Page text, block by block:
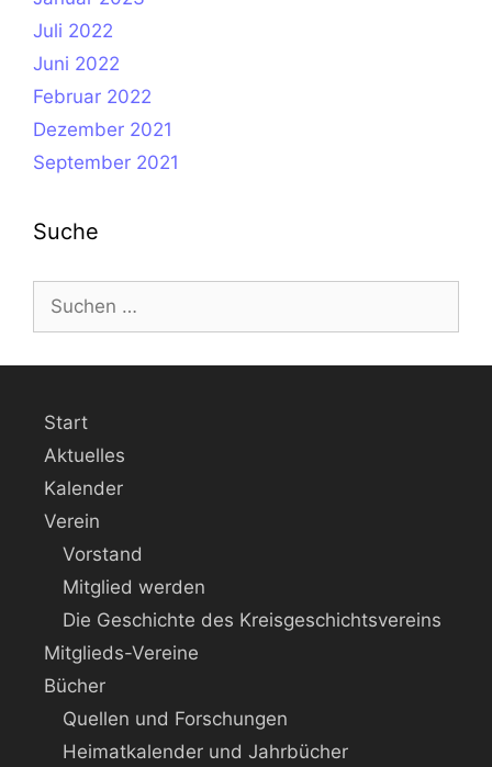
Juli 2022
Juni 2022
Februar 2022
Dezember 2021
September 2021
Suche
Suche
nach:
Start
Aktuelles
Kalender
Verein
Vorstand
Mitglied werden
Die Geschichte des Kreisgeschichtsvereins
Mitglieds-Vereine
Bücher
Quellen und Forschungen
Heimatkalender und Jahrbücher